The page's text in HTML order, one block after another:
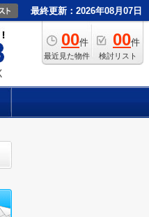
最終更新：2026年08月07日
00件
最近見た物件
00件
検討リスト